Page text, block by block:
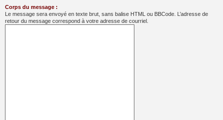
Corps du message :
Le message sera envoyé en texte brut, sans balise HTML ou BBCode. L’adresse de
retour du message correspond à votre adresse de courriel.